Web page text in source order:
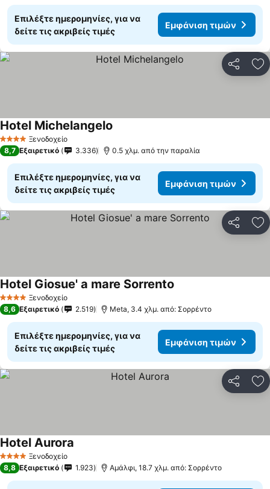
Επιλέξτε ημερομηνίες, για να
δείτε τις ακριβείς τιμές
Εμφάνιση τιμών
4 ΑστέριαΞενοδοχείο
Hotel Michelangelo
8,7 Εξαιρετικό 3.336 0.5 χλμ. από την παραλία
Επιλέξτε ημερομηνίες, για να
δείτε τις ακριβείς τιμές
Εμφάνιση τιμών
4 ΑστέριαΞενοδοχείο
Hotel Giosue' a mare Sorrento
8,6 Εξαιρετικό 2.519 Meta, 3.4 χλμ. από: Σορρέντο
Επιλέξτε ημερομηνίες, για να
δείτε τις ακριβείς τιμές
Εμφάνιση τιμών
4 ΑστέριαΞενοδοχείο
Hotel Aurora
8,8 Εξαιρετικό 1.923 Αμάλφι, 18.7 χλμ. από: Σορρέντο